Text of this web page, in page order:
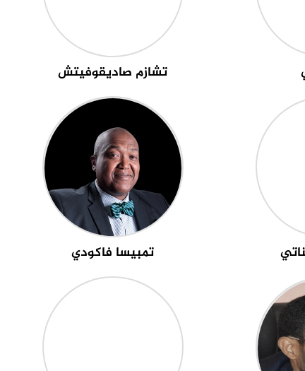
تشازم صاديقوفيتش
تمبيسا فاكودي